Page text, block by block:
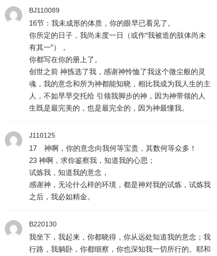
BJ110089
16节：我未成形的体质，你的眼早已看见了。
你所定的日子，我尚未度一日（或作“我被造的肢体尚未
有其一”），
你都写在你的册上了。
创世之前 神拣选了我，感谢神怜恤了我这个微尘般的灵
魂，我的意念和所为神都能知晓，相比我成为我人生的主
人，不如早早交托给 引领我脚步的神，因为神带领的人
生既是最完美的，也是最完全的，因为神最懂我。
J110125
17 神啊，你的意念向我何等宝贵，其数何等众多！
23 神啊，求你鉴察我，知道我的心思；
试炼我，知道我的意念，
感谢神，无论什么样的环境，都是神对我的试炼，试炼我
之后，我必如精金。
B220130
我坐下，我起来，你都晓得，你从远处知道我的意念；我
行路，我躺卧，你都细察，你也深知我一切所行的。耶和